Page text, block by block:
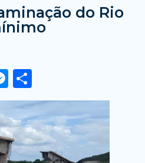
do Rio
Messenger